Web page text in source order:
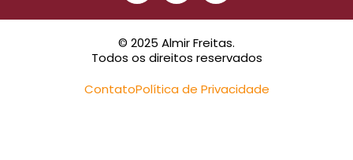
© 2025 Almir Freitas.
Todos os direitos reservados
ContatoPolítica de Privacidade